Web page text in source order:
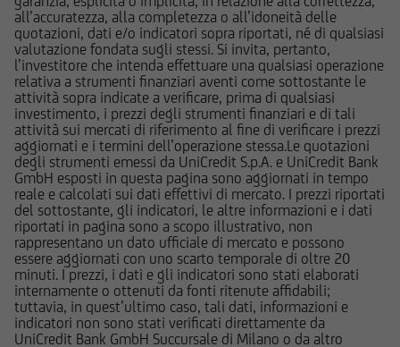
all’accuratezza, alla completezza o all’idoneità delle
quotazioni, dati e/o indicatori sopra riportati, né di qualsiasi
valutazione fondata sugli stessi. Si invita, pertanto,
l’investitore che intenda effettuare una qualsiasi operazione
relativa a strumenti finanziari aventi come sottostante le
attività sopra indicate a verificare, prima di qualsiasi
investimento, i prezzi degli strumenti finanziari e di tali
attività sui mercati di riferimento al fine di verificare i prezzi
aggiornati e i termini dell’operazione stessa.Le quotazioni
degli strumenti emessi da UniCredit S.p.A. e UniCredit Bank
GmbH esposti in questa pagina sono aggiornati in tempo
reale e calcolati sui dati effettivi di mercato. I prezzi riportati
del sottostante, gli indicatori, le altre informazioni e i dati
riportati in pagina sono a scopo illustrativo, non
rappresentano un dato ufficiale di mercato e possono
essere aggiornati con uno scarto temporale di oltre 20
minuti. I prezzi, i dati e gli indicatori sono stati elaborati
internamente o ottenuti da fonti ritenute affidabili;
tuttavia, in quest’ultimo caso, tali dati, informazioni e
indicatori non sono stati verificati direttamente da
UniCredit Bank GmbH Succursale di Milano o da altro
pertanto, verificarne sempre l'attualità.
UniCredit Bank GmbH - Succursale di Milano non
è in alcun modo responsabile del contenuto di
qualsiasi altro sito web tramite il quale -
attraverso un hyperlink - l'utente abbia
raggiunto il Sito e di quello dei siti web
accessibili, via hyperlink, dal Sito medesimo, né
per eventuali perdite o danni subiti dall'utente
per qualsiasi ragione in conseguenza
dell'accesso da parte del medesimo a siti web
cui il Sito sia collegato attraverso hyperlink.
Le informazioni e i documenti pubblicati sul Sito
hanno finalità informativa, e/o
pubblicitaria/promozionale. e non sono in alcun